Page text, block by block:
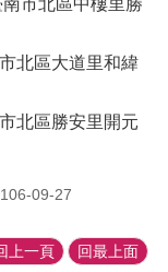
市北區中樓里勝
北區大道里和緯
北區勝安里開元
09-27
上一頁 回最上面